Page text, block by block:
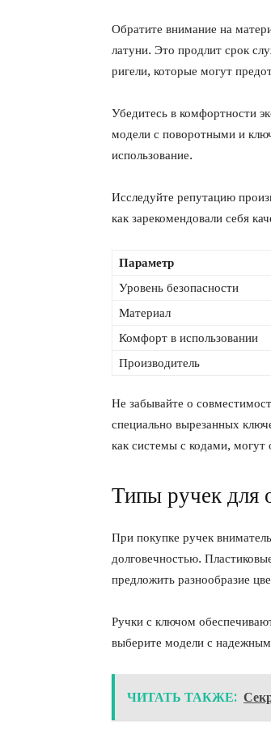
Обратите внимание на
латуни. Это продлит срок
ригели, которые могут
Убедитесь в комфортности
модели с поворотными и
использование.
Исследуйте репутацию
как зарекомендовали себя
Параметр
Уровень безопасности
Материал
Комфорт в использовании
Производитель
Не забывайте о
специально вырезанных
как системы с кодами, могут
Типы ручек для
При покупке ручек
долговечностью.
предложить разнообразие
Ручки с ключом
выберите модели с
ЧИТАТЬ ТАКЖЕ: